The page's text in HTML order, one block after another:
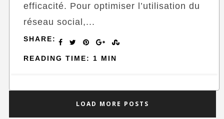
efficacité. Pour optimiser l’utilisation du
réseau social,...
SHARE:
READING TIME: 1 MIN
LOAD MORE POSTS